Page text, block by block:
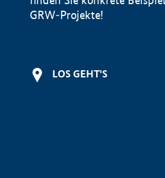
GRW-Projekte!
LOS GEHT'S